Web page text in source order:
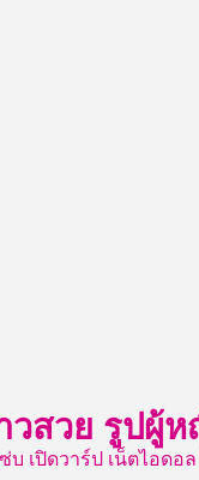
วสวย รูปผู้
เปิดวาร์ป เน็ตไอดอ